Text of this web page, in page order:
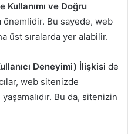
Kullanımı ve Doğru
önemlidir. Bu sayede, web
üst sıralarda yer alabilir.
Deneyimi) İlişkisi de
web sitenizde
Bu da, sitenizin